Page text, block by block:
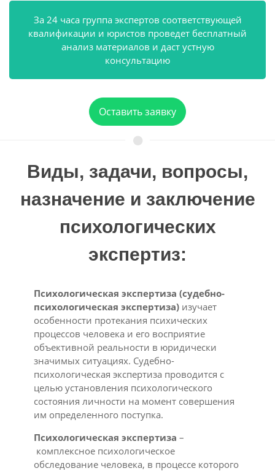
За 24 часа группа экспертов соответствующей
квалификации и юристов проведет бесплатный
анализ материалов и даст устную
консультацию
Оставить заявку
Виды, задачи, вопросы,
назначение и заключение
психологических
экспертиз:
Психологическая экспертиза (судебно-
психологическая экспертиза) изучает
особенности протекания психических
процессов человека и его восприятие
объективной реальности в юридически
значимых ситуациях. Судебно-
психологическая экспертиза проводится с
целью установления психологического
состояния личности на момент совершения
им определенного поступка.
Психологическая экспертиза –
комплексное психологическое
обследование человека, в процессе которого